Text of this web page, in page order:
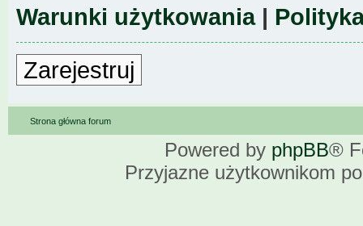
Warunki użytkowania|
Zarejestruj
Strona główna forum
Powered by phpBB®
Przyjazne użytkownikom